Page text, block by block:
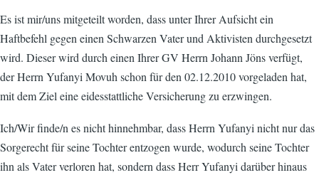
Es ist mir/uns mitgeteilt worden, dass unter Ihrer Aufsicht ein
Haftbefehl gegen einen Schwarzen Vater und Aktivisten durchgesetzt
wird. Dieser wird durch einen Ihrer GV Herrn Johann Jöns verfügt,
der Herrn Yufanyi Movuh schon für den 02.12.2010 vorgeladen hat,
mit dem Ziel eine eidesstattliche Versicherung zu erzwingen.
Ich/Wir finde/n es nicht hinnehmbar, dass Herrn Yufanyi nicht nur das
Sorgerecht für seine Tochter entzogen wurde, wodurch seine Tochter
ihn als Vater verloren hat, sondern dass Herr Yufanyi darüber hinaus